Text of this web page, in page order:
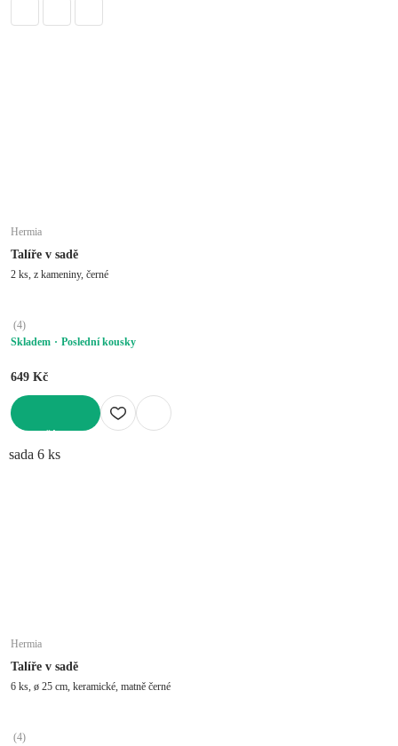
Hermia
Talíře v sadě
2 ks, z kameniny, černé
(4)
Skladem
Poslední kousky
649 Kč
sada 6 ks
Hermia
Talíře v sadě
6 ks, ø 25 cm, keramické, matně černé
(4)